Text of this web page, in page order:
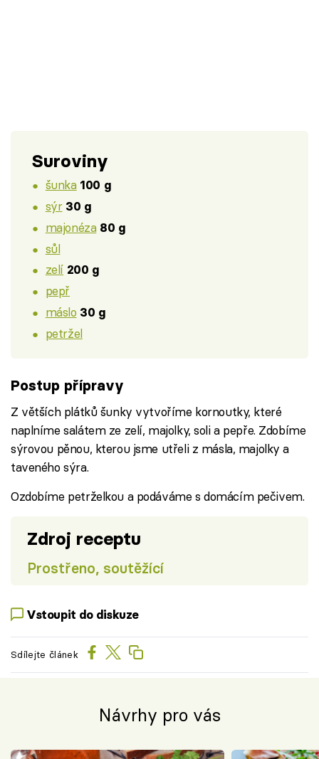
Suroviny
šunka 100 g
sýr 30 g
majonéza 80 g
sůl
zelí 200 g
pepř
máslo 30 g
petržel
Postup přípravy
Z větších plátků šunky vytvoříme kornoutky, které
naplníme salátem ze zelí, majolky, soli a pepře. Zdobíme
sýrovou pěnou, kterou jsme utřeli z másla, majolky a
taveného sýra.
Ozdobíme petrželkou a podáváme s domácím pečivem.
Zdroj receptu
Prostřeno, soutěžící
Vstoupit do diskuze
Sdílejte článek
Návrhy pro vás